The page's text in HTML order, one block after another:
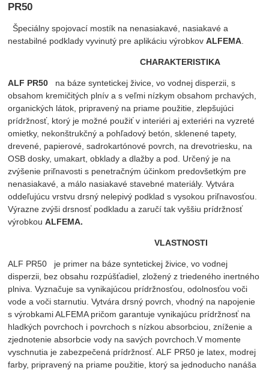
PR50
Špeciálny spojovací mostík na nenasiakavé, nasiakavé a
nestabilné podklady vyvinutý pre aplikáciu výrobkovALFEMA
CHARAKTERISTIKA
ALF PR50 na báze syntetickej živice, vo vodnej disperzii, s
obsahom kremičitých plnív a s veľmi nízkym obsahom prchavých,
organických látok, pripravený na priame použitie, zlepšujúci
prídržnosť, ktorý je možné použiť v interiéri aj exteriéri na vyzreté
omietky, nekonštrukčný a pohľadový betón, sklenené tapety,
drevené, papierové, sadrokartónové povrch, na drevotriesku, na
OSB dosky, umakart, obklady a dlažby a pod. Určený je na
zvýšenie priľnavosti s penetračným účinkom predovšetkým pre
nenasiakavé, a málo nasiakavé stavebné materiály. Vytvára
oddeľujúcu vrstvu drsný nelepivý podklad s vysokou priľnavosťou.
Výrazne zvýši drsnosť podkladu a zaručí tak vyššiu prídržnosť
výrobkouALFEMA.
VLASTNOSTI
ALF PR50 je primer na báze syntetickej živice, vo vodnej
disperzii, bez obsahu rozpúšťadiel, zložený z triedeného inertného
plniva. Vyznačuje sa vynikajúcou prídržnosťou, odolnosťou voči
vode a voči starnutiu. Vytvára drsný povrch, vhodný na napojenie
s výrobkami ALFEMA pričom garantuje vynikajúcu prídržnosť na
hladkých povrchoch i povrchoch s nízkou absorbciou, zníženie a
zjednotenie absorbcie vody na savých povrchoch.V momente
vyschnutia je zabezpečená prídržnosť. ALF PR50 je latex, modrej
farby, pripravený na priame použitie, ktorý sa jednoducho nanáša